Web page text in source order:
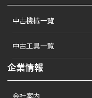
中古機械一覧
中古工具一覧
企業情報
会社案内